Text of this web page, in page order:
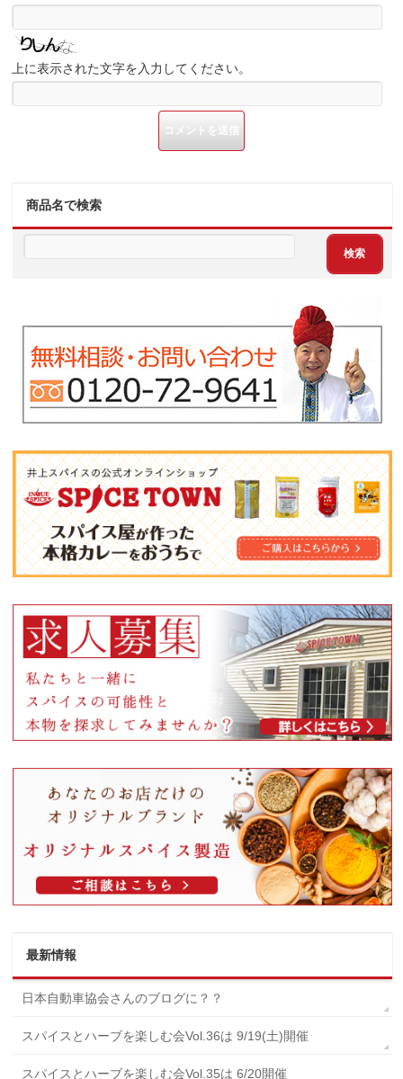
上に表示された文字を入力してください。
商品名で検索
最新情報
日本自動車協会さんのブログに？？
スパイスとハーブを楽しむ会Vol.36は 9/19(土)開催
スパイスとハーブを楽しむ会Vol.35は 6/20開催